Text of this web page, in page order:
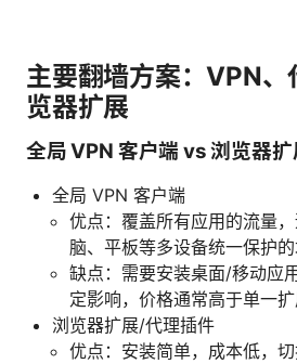
主要翻墙方案：VPN、
览器扩展
全局 VPN 客户端 vs 浏览器扩
全局 VPN 客户端
优点：覆盖所有应用的流量
脑、平板等多设备统一保护的
缺点：需要安装桌面/移动应
定影响，价格通常高于单一扩
浏览器扩展/代理插件
优点：安装简单，成本低，